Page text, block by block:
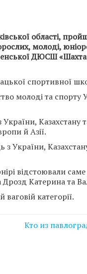
області,
молоді,
ДЮСШ
спортивної
молоді та спорту
України,
й Азії.
України,
відстоювали
Катерина та
ваговій категорії.
Кто из